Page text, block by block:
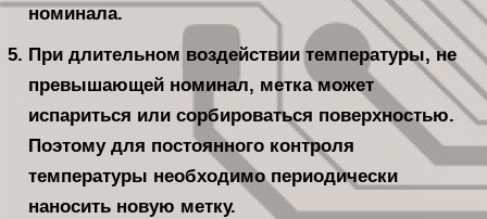
номинала.
При длительном воздействии температуры, не
превышающей номинал, метка может
испариться или сорбироваться поверхностью.
Поэтому для постоянного контроля
температуры необходимо периодически
наносить новую метку.